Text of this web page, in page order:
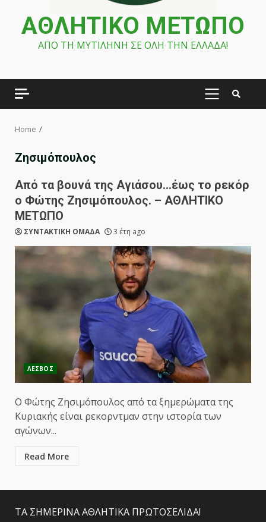
ΑΘΛΗΤΙΚΟ ΜΕΤΩΠΟ
ΑΠΟ ΤΗ ΜΥΤΙΛΗΝΗ ΣΕ ΟΛΗ ΤΗΝ ΕΛΛΑΔΑ!
PRIMARY
Home
Ζησιμόπουλος
Από τα βουνά της Αγιάσου…έως το ρεκόρ
ο Φώτης Ζησιμόπουλος. – ΑΘΛΗΤΙΚΟ
ΜΕΤΩΠΟ
ΣΥΝΤΑΚΤΙΚΗ ΟΜΑΔΑ 3 έτη ago
ΛΕΣΒΟΣ
Ο Φώτης Ζησιμόπουλος από τα ξημερώματα της
Κυριακής είναι ρεκορντμαν στην ιστορία των
αγώνων...
Read More
ΤΑ ΣΗΜΕΡΙΝΑ ΑΘΛΗΤΙΚΑ ΠΡΩΤΟΣΕΛΙΔΑ!